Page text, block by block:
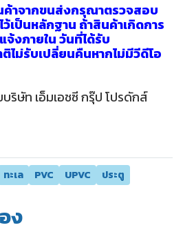
ค้าจากขนส่งกรุณาตรวจสอบ
เป็นหลักฐาน ถ้าสินค้าเกิดการ
งภายใน วันที่ได้รับ
ม่รับเปลี่ยนคืนหากไม่มีวีดีโอ
ริษัท เอ็มเอชซี กรุ๊ป โปรดักส์
ทะเล PVC UPVC
ประตู
ง